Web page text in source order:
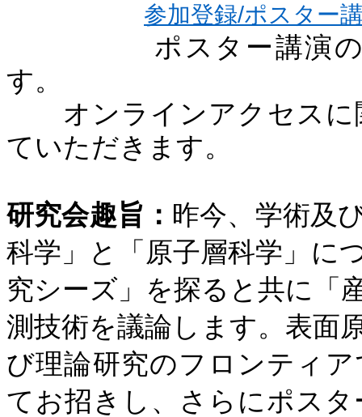
参加登録/ポスター
ポスター講演のご
す。
オンラインアクセス
ていただきます。
研究会趣旨： 昨今、学術及
科学」と「原子層科学」に
究シーズ」を探ると共に「
測技術を議論します。表面
び理論研究のフロンティ
てお招きし、さらにポス